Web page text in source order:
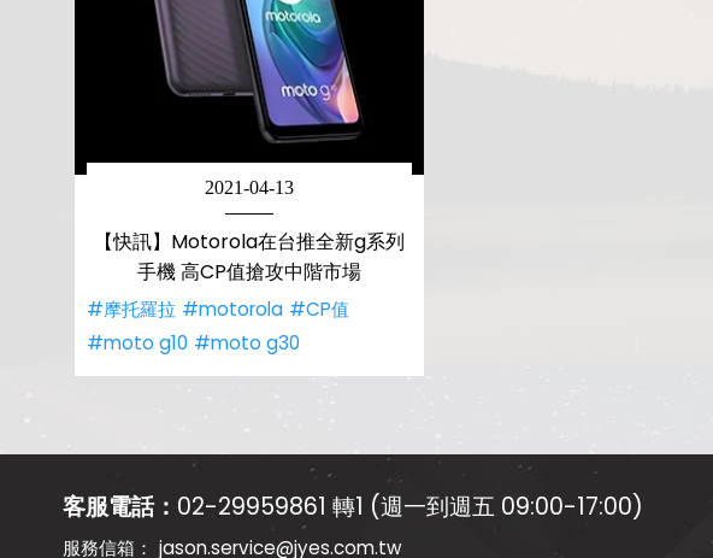
2021-04-13
【快訊】Motorola在台推全新g系列
手機 高CP值搶攻中階市場
#摩托羅拉 #motorola #CP值
#moto g10 #moto g30
客服電話： 02-29959861 轉1 (週一到週五 09:00-17:00)
jason.service@jyes.com.tw